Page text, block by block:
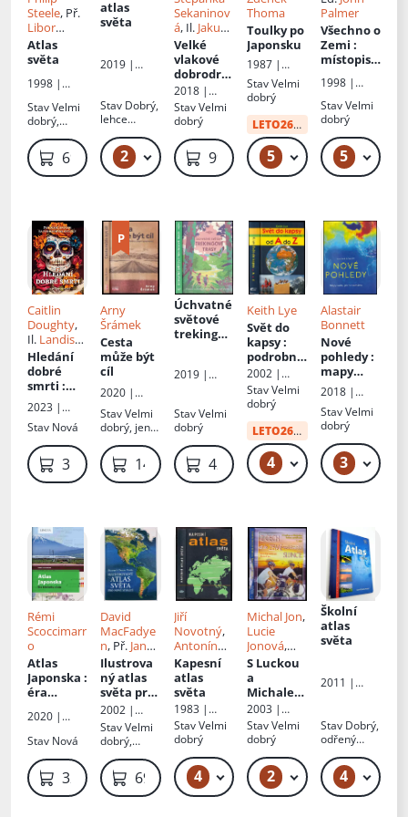
Steele, Př.
Libor
Matyáš
Atlas
světa
1998 |
Co
StavVelmi
dobrý,
desky,
neautorská
dedikace,
69 Kč
atlas
světa
2019 |
Stav Dobrý,
lehce
hřbet, vše
drží 2 179 Kč – 249 Kč
Sekaninov
á, Il. Jakub
Cenkl
Velké
vlakové
dobrodru
žství za
zajímavos
tmi světa
: vypátrej
a chyť
černého
pasažéra!
2018 |
Albatros
StavVelmi
dobrý
99 Kč
Thoma
Toulky po
Japonsku
1987 |
Panorama
StavVelmi
dobrý
LETO26od: 34 Kč
5 49 Kč – 59 Kč
Palmer
Všechno o
Zemi :
místopisn
průvodce
světem
1998 |
Digest
Výběr
StavVelmi
dobrý
5
Caitlin
Doughty,
Il. Landis
Blair, Př.
Tereza
Šulcová
Hledání
dobré
smrti :
putování
světem za
posmrtný
mi rituály
2023 |
Lukáš a syn
Stav Nová
319 Kč
Arny
Šrámek
Cesta
může být
cíl
2020 |
Flétna
StavVelmi
dobrý, jen
oděrky 149 Kč
Úchvatné
světové
trekingov
nejúžasn
trekingov
é trasy
naší
planety
2019 |
StavVelmi
dobrý
429 Kč
Keith Lye
Svět do
kapsy:
podrobný
průvodce
po
státech
celého
světa od A
do Z
2002 |
Cesty,
Ottovo
nakladatels
tví
StavVelmi
dobrý
LETO26od: 41 Kč
4 49 Kč – 59 Kč
Alastair
Bonnett
Nové
pohledy:
mapy
světa, jak
ho
neznáme
2018 |
Dobrovský
s.r.o
StavVelmi
dobrý
3
Rémi
Scoccimarr
o
Atlas
Japonska :
éra
růstu
2020 |
Stav Nová
329 Kč
David
MacFadye
n, Př. Jan
Čermák,Jiří
Hrubý
Ilustrova
ný atlas
světa pro
nové
století
2002 |
Reader's
Digest
Výběr
StavVelmi
dobrý,
oděrky 69 Kč
Jiří
Novotný,
Antonín
Rükl,
Augustin
Fišer, Ed.
Hana
Bradnová
Kapesní
atlas
světa
1983 |
Geodetický
a
kartografic
ký podnik
StavVelmi
dobrý
4 49 Kč – 59 Kč
Michal Jon,
Lucie
Jonová,
Lucie
Kovaříkov
á
S Luckou
a
Michalem
kolem
zeměkoul
e: Z Čech
až do
země
vycházejí
cího
2003 |
Cykloknihy
StavVelmi
dobrý
2 99 Kč
Školní
atlas
světa
2011 |
Stav Dobrý,
odřený
rohy desek
4